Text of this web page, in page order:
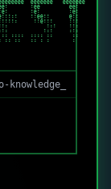
@@@@@@@   @@@@@@@
@@!       !@@         @@!
!@!       !@!         !@!
@!!!:!    !!@@!!      @!!
!!!!!:     !!@!!!     !!!
!!:            !:!    !!:
:!:           !:!     :!:
:: ::::  :::: ::      ::
: :: ::   :: : :       :